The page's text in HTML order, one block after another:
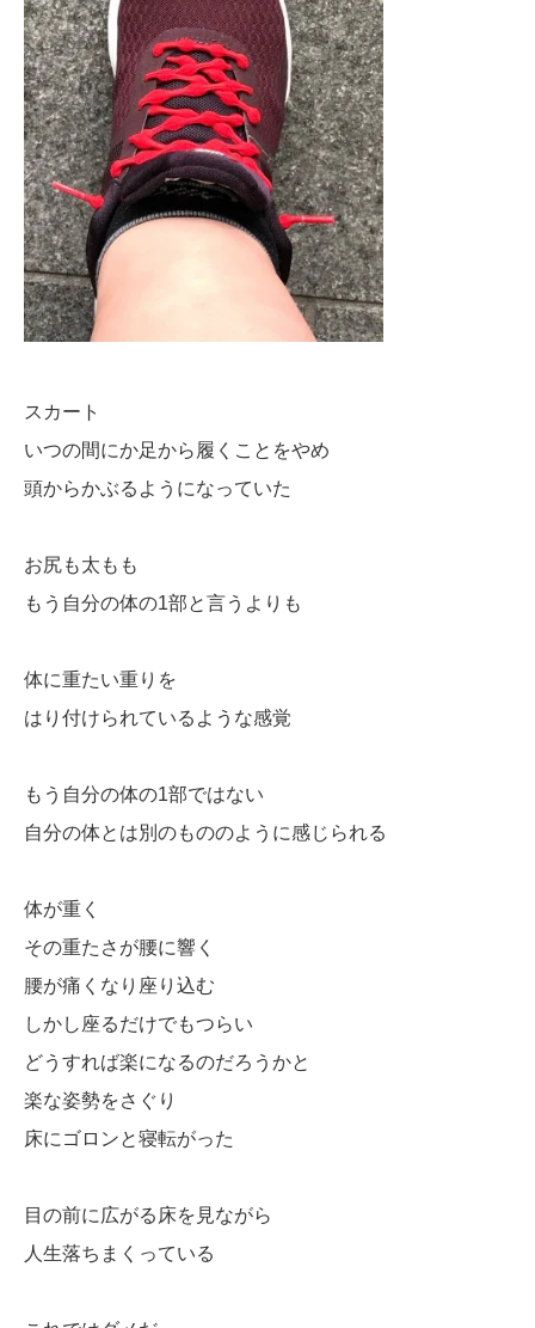
スカート
いつの間にか足から履くことをやめ
頭からかぶるようになっていた
お尻も太もも
もう自分の体の1部と言うよりも
体に重たい重りを
はり付けられているような感覚
もう自分の体の1部ではない
自分の体とは別のもののように感じられる
体が重く
その重たさが腰に響く
腰が痛くなり座り込む
しかし座るだけでもつらい
どうすれば楽になるのだろうかと
楽な姿勢をさぐり
床にゴロンと寝転がった
目の前に広がる床を見ながら
人生落ちまくっている